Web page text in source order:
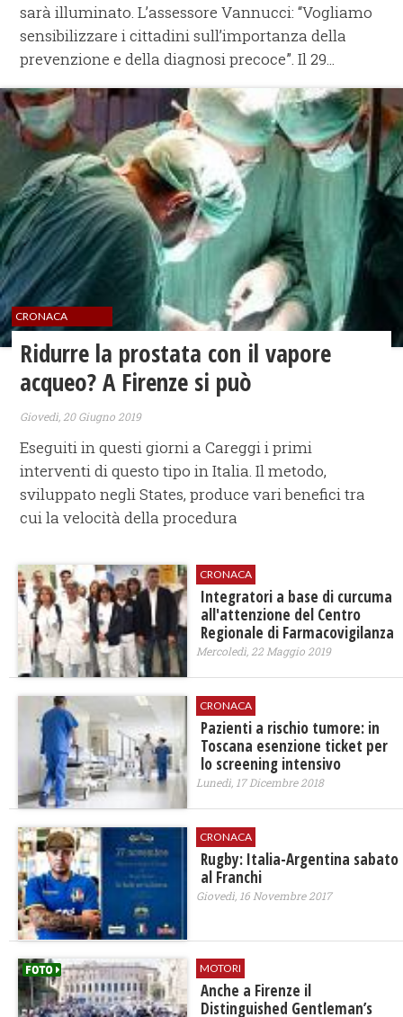
sarà illuminato. L’assessore Vannucci: “Vogliamo
sensibilizzare i cittadini sull’importanza della
prevenzione e della diagnosi precoce”. Il 29...
CRONACA
Ridurre la prostata con il vapore
acqueo? A Firenze si può
Giovedì, 20 Giugno 2019
Eseguiti in questi giorni a Careggi i primi
interventi di questo tipo in Italia. Il metodo,
sviluppato negli States, produce vari benefici tra
cui la velocità della procedura
CRONACA
Integratori a base di curcuma
all'attenzione del Centro
Regionale di Farmacovigilanza
Mercoledì, 22 Maggio 2019
CRONACA
Pazienti a rischio tumore: in
Toscana esenzione ticket per
lo screening intensivo
Lunedì, 17 Dicembre 2018
CRONACA
Rugby: Italia-Argentina sabato
al Franchi
Giovedì, 16 Novembre 2017
MOTORI
Anche a Firenze il
Distinguished Gentleman’s